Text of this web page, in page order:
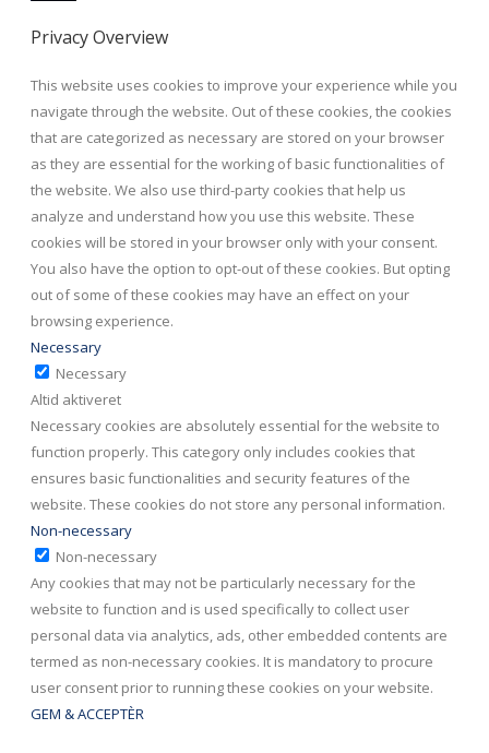
Privacy Overview
This website uses cookies to improve your experience while you
navigate through the website. Out of these cookies, the cookies
that are categorized as necessary are stored on your browser
as they are essential for the working of basic functionalities of
the website. We also use third-party cookies that help us
analyze and understand how you use this website. These
cookies will be stored in your browser only with your consent.
You also have the option to opt-out of these cookies. But opting
out of some of these cookies may have an effect on your
browsing experience.
Necessary
Necessary
Altid aktiveret
Necessary cookies are absolutely essential for the website to
function properly. This category only includes cookies that
ensures basic functionalities and security features of the
website. These cookies do not store any personal information.
Non-necessary
Non-necessary
Any cookies that may not be particularly necessary for the
website to function and is used specifically to collect user
personal data via analytics, ads, other embedded contents are
termed as non-necessary cookies. It is mandatory to procure
user consent prior to running these cookies on your website.
GEM & ACCEPTÈR